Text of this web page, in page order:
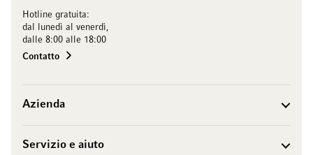
Hotline gratuita:
dal lunedì al venerdì,
dalle 8:00 alle 18:00
Contatto
Azienda
Servizio e aiuto